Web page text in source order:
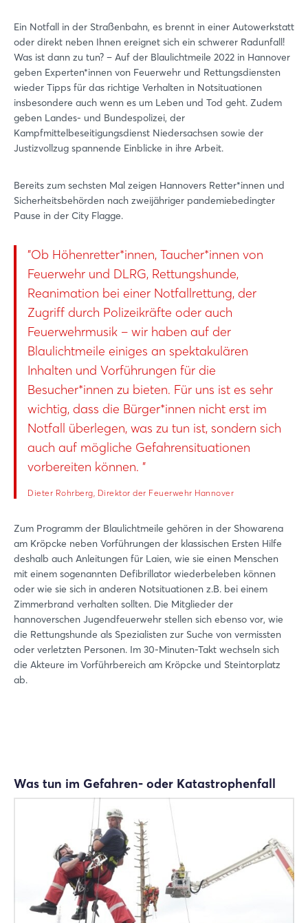
Ein Notfall in der Straßenbahn, es brennt in einer Autowerkstatt
oder direkt neben Ihnen ereignet sich ein schwerer Radunfall!
Was ist dann zu tun? – Auf der Blaulichtmeile 2022 in Hannover
geben Experten*innen von Feuerwehr und Rettungsdiensten
wieder Tipps für das richtige Verhalten in Notsituationen
insbesondere auch wenn es um Leben und Tod geht. Zudem
geben Landes- und Bundespolizei, der
Kampfmittelbeseitigungsdienst Niedersachsen sowie der
Justizvollzug spannende Einblicke in ihre Arbeit.
Bereits zum sechsten Mal zeigen Hannovers Retter*innen und
Sicherheitsbehörden nach zweijähriger pandemiebedingter
Pause in der City Flagge.
"Ob Höhenretter*innen, Taucher*innen von
Feuerwehr und DLRG, Rettungshunde,
Reanimation bei einer Notfallrettung, der
Zugriff durch Polizeikräfte oder auch
Feuerwehrmusik – wir haben auf der
Blaulichtmeile einiges an spektakulären
Inhalten und Vorführungen für die
Besucher*innen zu bieten. Für uns ist es sehr
wichtig, dass die Bürger*innen nicht erst im
Notfall überlegen, was zu tun ist, sondern sich
auch auf mögliche Gefahrensituationen
vorbereiten können. "
Dieter Rohrberg, Direktor der Feuerwehr Hannover
Zum Programm der Blaulichtmeile gehören in der Showarena
am Kröpcke neben Vorführungen der klassischen Ersten Hilfe
deshalb auch Anleitungen für Laien, wie sie einen Menschen
mit einem sogenannten Defibrillator wiederbeleben können
oder wie sie sich in anderen Notsituationen z.B. bei einem
Zimmerbrand verhalten sollten. Die Mitglieder der
hannoverschen Jugendfeuerwehr stellen sich ebenso vor, wie
die Rettungshunde als Spezialisten zur Suche von vermissten
oder verletzten Personen. Im 30-Minuten-Takt wechseln sich
die Akteure im Vorführbereich am Kröpcke und Steintorplatz
ab.
Was tun im Gefahren- oder Katastrophenfall